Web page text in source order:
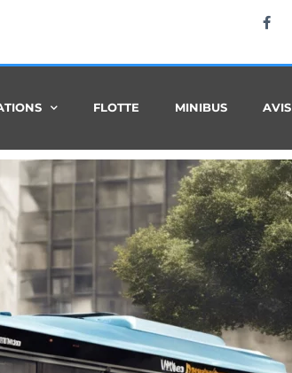
FLOTTE MINIBUS AVIS